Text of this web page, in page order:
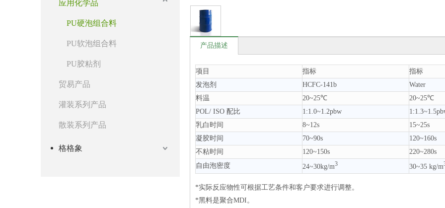
应用化学品
PU硬泡组合料
PU软泡组合料
PU胶粘剂
贸易产品
灌装系列产品
散装系列产品
格格象
产品描述
项目 指标
指标
发泡剂
HCFC-141b
Water
料温
20~25℃
20~25℃
POL/ ISO 配比
1:1.0~1.2pbw
乳白时间
8~12s
15~25s
凝胶时间
70~90s
120~160s
不粘时间
120~150s
220~280s
自由泡密度
24~30kg/m3 30~35 kg/m
*实际反应物性可根据工艺条件和客户要求进行调整。
*黑料是聚合MDI。